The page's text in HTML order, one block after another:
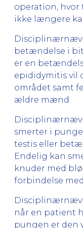
operation, hvor
ikke længere
betændelse i
er en
epididymitis vil
området samt
ældre mænd.
smerter i
testis eller
Endelig kan
knuder med
forbindelse
når en patient
pungen er den